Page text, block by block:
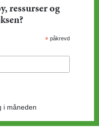
ressurser og
*påkrevd
i måneden